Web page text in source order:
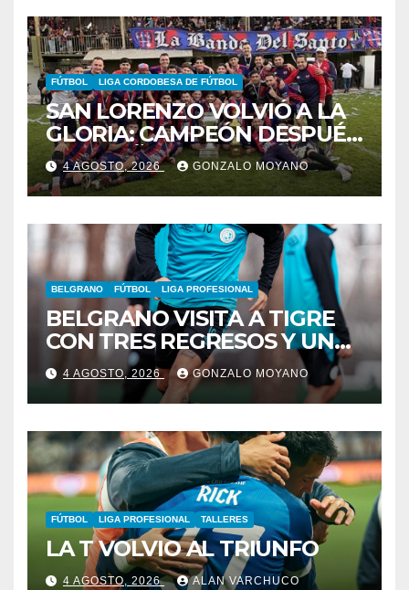
FÚTBOL LIGA CORDOBESA DE FÚTBOL
SAN LORENZO VOLVIÓ A LA
GLORIA: CAMPEÓN DESPUÉS
DE 42 AÑOS
4 AGOSTO, 2026 GONZALO MOYANO
BELGRANO FÚTBOL LIGA PROFESIONAL
BELGRANO VISITA A TIGRE
CON TRES REGRESOS Y UNA
BAJA OBLIGADA
4 AGOSTO, 2026 GONZALO MOYANO
FÚTBOL LIGA PROFESIONAL TALLERES
LA T VOLVIO AL TRIUNFO
4 AGOSTO, 2026 ALAN VARCHUCO